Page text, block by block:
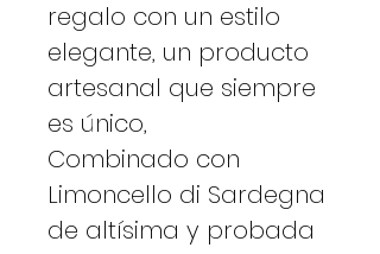
regalo con un estilo
elegante, un producto
artesanal que siempre
es único,
Combinado con
Limoncello di Sardegna
de altísima y probada